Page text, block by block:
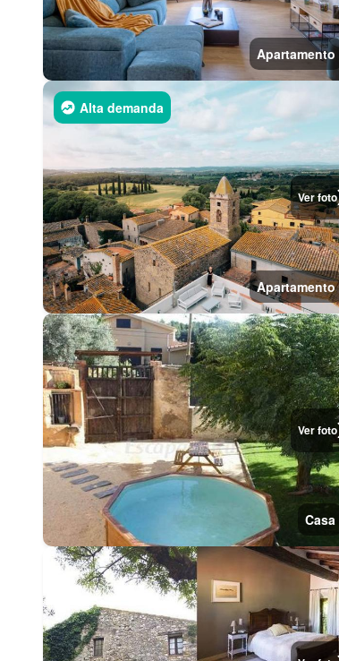
Apartamento
Ver foto
Alta demanda
Apartamento
Ver foto
Casa